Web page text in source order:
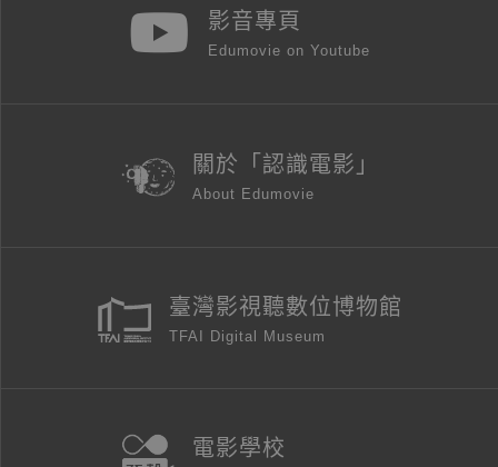
影音專頁
Edumovie on Youtube
關於「認識電影」
About Edumovie
臺灣影視聽數位博物館
TFAI Digital Museum
電影學校